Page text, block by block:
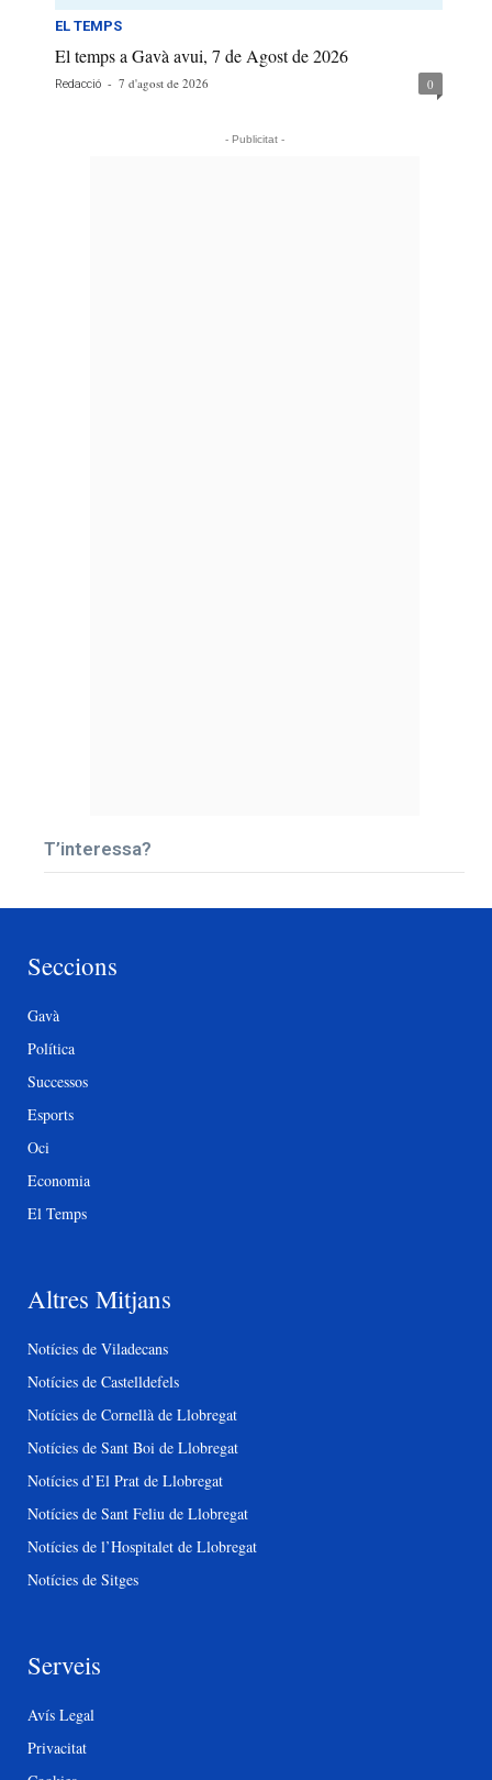
EL TEMPS
El temps a Gavà avui, 7 de Agost de 2026
Redacció - 7 d'agost de 2026 0
- Publicitat -
T’interessa?
Seccions
Gavà
Política
Successos
Esports
Oci
Economia
El Temps
Altres Mitjans
Notícies de Viladecans
Notícies de Castelldefels
Notícies de Cornellà de Llobregat
Notícies de Sant Boi de Llobregat
Notícies d’El Prat de Llobregat
Notícies de Sant Feliu de Llobregat
Notícies de l’Hospitalet de Llobregat
Notícies de Sitges
Serveis
Avís Legal
Privacitat